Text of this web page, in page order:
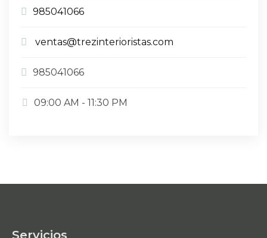
985041066
ventas@trezinterioristas.com
985041066
09:00 AM - 11:30 PM
Servicios